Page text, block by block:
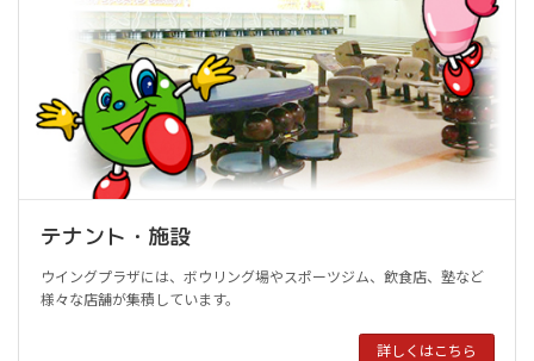
テナント・施設
ウイングプラザには、ボウリング場やスポーツジム、飲食店、塾など
様々な店舗が集積しています。
詳しくはこちら